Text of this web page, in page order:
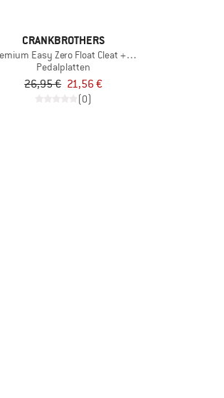
CRANKBROTHERS
Easy Zero Float Cleat +/- 0°
Pedalplatten
26,95 € 21,56 €
(0)